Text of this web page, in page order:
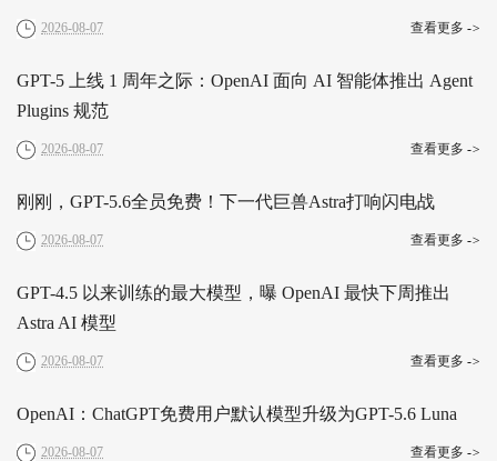
2026-08-07 查看更多 ->
GPT-5 上线 1 周年之际：OpenAI 面向 AI 智能体推出 Agent
Plugins 规范
2026-08-07 查看更多 ->
刚刚，GPT-5.6全员免费！下一代巨兽Astra打响闪电战
2026-08-07 查看更多 ->
GPT-4.5 以来训练的最大模型，曝 OpenAI 最快下周推出
Astra AI 模型
2026-08-07 查看更多 ->
OpenAI：ChatGPT免费用户默认模型升级为GPT-5.6 Luna
2026-08-07 查看更多 ->